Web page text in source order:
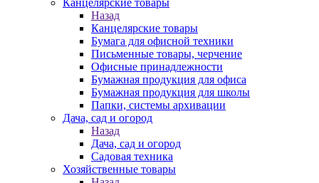
Канцелярские товары
Назад
Канцелярские товары
Бумага для офисной техники
Письменные товары, черчение
Офисные принадлежности
Бумажная продукция для офиса
Бумажная продукция для школы
Папки, системы архивации
Дача, сад и огород
Назад
Дача, сад и огород
Садовая техника
Хозяйственные товары